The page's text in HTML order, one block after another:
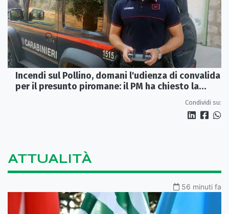
Incendi sul Pollino, domani l'udienza di convalida
per il presunto piromane: il PM ha chiesto la
Condividi su:
ATTUALITÀ
56 minuti fa